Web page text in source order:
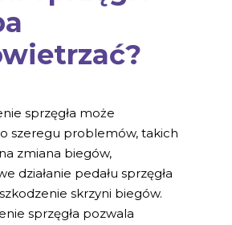
sprzęgła może
szeregu problemów, takich
zmiana biegów,
działanie pedału sprzęgła
skrzyni biegów.
sprzęgła pozwala